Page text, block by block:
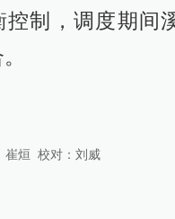
控制，调度期间
崔烜 校对： 刘威